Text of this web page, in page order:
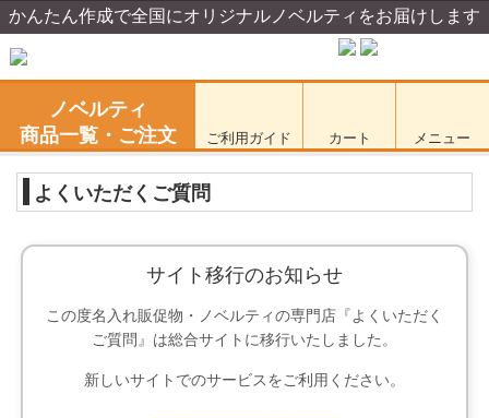
かんたん作成で全国にオリジナルノベルティをお届けします
ノベルティ
商品一覧・ご注文
ご利用ガイド カート メニュー
よくいただくご質問
サイト移行のお知らせ
この度名入れ販促物・ノベルティの専門店『よくいただく
ご質問』は総合サイトに移行いたしました。
新しいサイトでのサービスをご利用ください。